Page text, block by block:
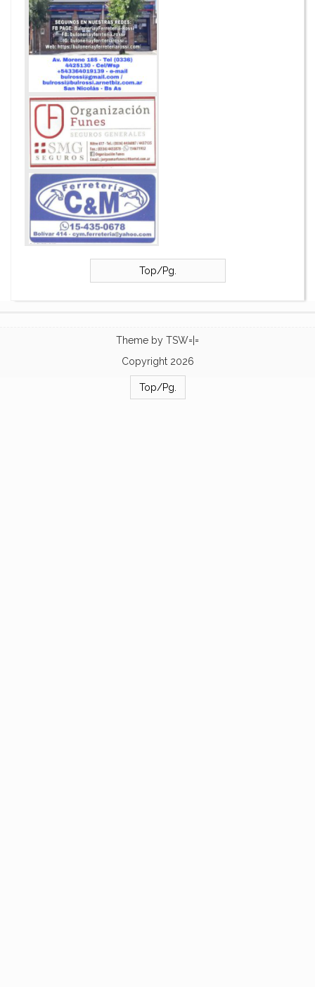
Top/Pg.
Theme by TSW=|=
Copyright 2026
Top/Pg.